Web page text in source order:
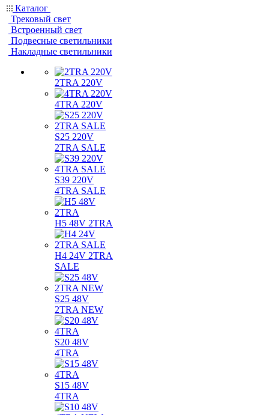
Каталог
Трековый свет
Встроенный свет
Подвесные светильники
Накладные светильники
2TRA 220V
4TRA 220V
S25 220V
2TRA SALE
S39 220V
4TRA SALE
H5 48V 2TRA
H4 24V 2TRA
SALE
S25 48V
2TRA NEW
S20 48V
4TRA
S15 48V
4TRA